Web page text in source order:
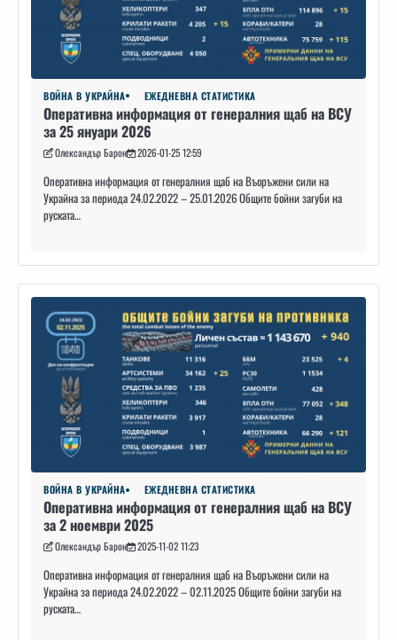
ВОЙНА В УКРАЙНА ЕЖЕДНЕВНА СТАТИСТИКА
Оперативна информация от генералния щаб на ВСУ
за 25 януари 2026
Олександър Барон 2026-01-25 12:59
Оперативна информация от генералния щаб на Въоръжени сили на
Украйна за периода 24.02.2022 – 25.01.2026 Общите бойни загуби на
руската…
ВОЙНА В УКРАЙНА ЕЖЕДНЕВНА СТАТИСТИКА
Оперативна информация от генералния щаб на ВСУ
за 2 ноември 2025
Олександър Барон 2025-11-02 11:23
Оперативна информация от генералния щаб на Въоръжени сили на
Украйна за периода 24.02.2022 – 02.11.2025 Общите бойни загуби на
руската…